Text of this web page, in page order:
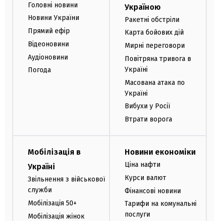
Головні новини
Новини України
Прямий ефір
Відеоновини
Аудіоновини
Погода
Україною
Ракетні обстріли
Карта бойових дій
Мирні переговори
Повітряна тривога в
Україні
Масована атака по
Україні
Вибухи у Росії
Втрати ворога
Мобілізація в
Україні
Звільнення з військової
служби
Мобілізація 50+
Мобілізація жінок
Новини економіки
Ціна нафти
Курси валют
Фінансові новини
Тарифи на комунальні
послуги